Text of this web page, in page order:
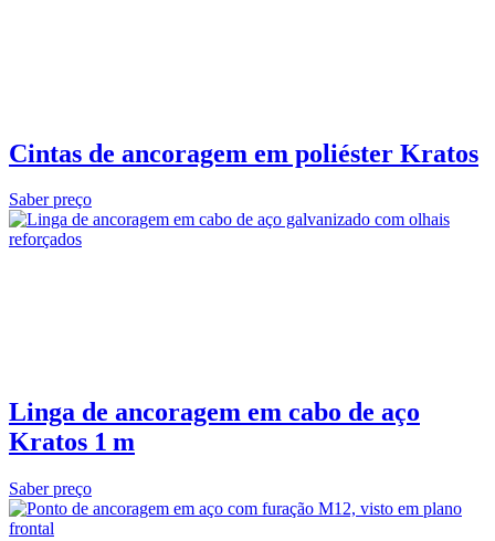
Cintas de ancoragem em poliéster Kratos
Saber preço
Linga de ancoragem em cabo de aço
Kratos 1 m
Saber preço